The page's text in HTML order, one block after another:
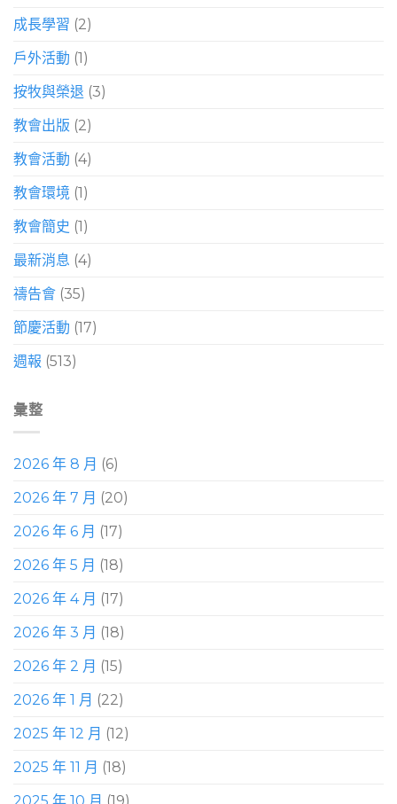
成長學習 (2)
戶外活動 (1)
按牧與榮退 (3)
教會出版 (2)
教會活動 (4)
教會環境 (1)
教會簡史 (1)
最新消息 (4)
禱告會 (35)
節慶活動 (17)
週報 (513)
彙整
2026 年 8 月 (6)
2026 年 7 月 (20)
2026 年 6 月 (17)
2026 年 5 月 (18)
2026 年 4 月 (17)
2026 年 3 月 (18)
2026 年 2 月 (15)
2026 年 1 月 (22)
2025 年 12 月 (12)
2025 年 11 月 (18)
2025 年 10 月 (19)